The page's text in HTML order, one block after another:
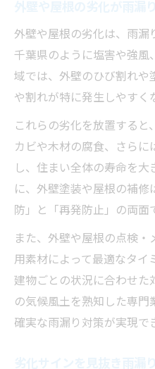
外壁や屋根の劣化は、雨漏
千葉県のように塩害や強
域では、外壁のひび割れや
や割れが特に発生しやすく
これらの劣化を放置すると
カビや木材の腐食、さら
し、住まい全体の寿命を
に、外壁塗装や屋根の補
防」と「再発防止」の両面
また、外壁や屋根の点検
用素材によって最適なタイ
建物ごとの状況に合わせた
の気候風土を熟知した専門
確実な雨漏り対策が実現で